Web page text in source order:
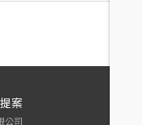
案
公司